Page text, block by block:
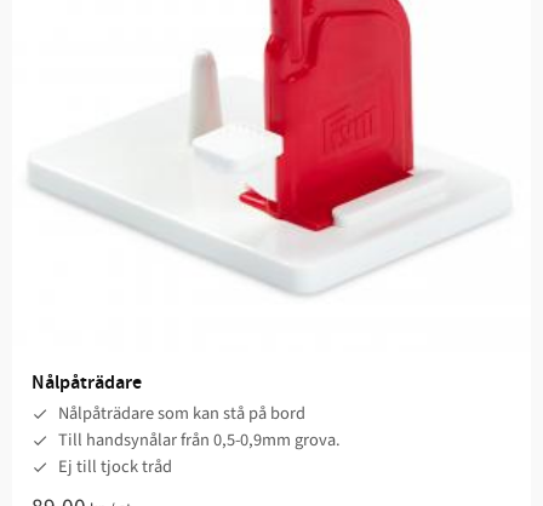
Nålpåträdare
Nålpåträdare som kan stå på bord
Till handsynålar från 0,5-0,9mm grova.
Ej till tjock tråd